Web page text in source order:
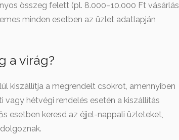
összeg felett (pl. 8.000–10.000 Ft vásárlás
minden esetben az üzlet adatlapján
a virág?
kiszállítja a megrendelt csokrot, amennyiben
vagy hétvégi rendelés esetén a kiszállítás
esetben keresd az éjjel-nappali üzleteket,